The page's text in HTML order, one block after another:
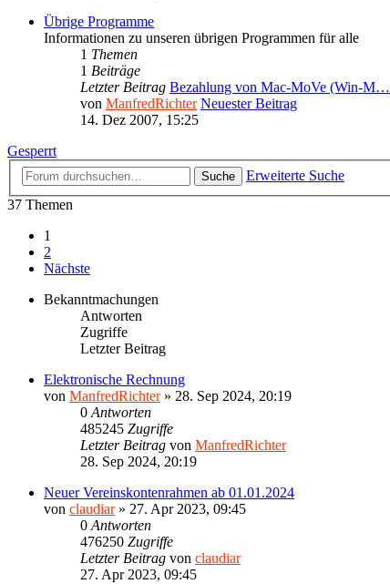
Übrige Programme
Informationen zu unseren übrigen Programmen für alle
1 Themen
1 Beiträge
Letzter Beitrag Bezahlung von Mac-MoVe (Win-M…
von ManfredRichter Neuester Beitrag
14. Dez 2007, 15:25
Gesperrt
Suche
Erweiterte Suche
37 Themen
1
2
Nächste
Bekanntmachungen
Antworten
Zugriffe
Letzter Beitrag
Elektronische Rechnung
von ManfredRichter» 28. Sep 2024, 20:19
0 Antworten
485245 Zugriffe
Letzter Beitrag von ManfredRichter
28. Sep 2024, 20:19
Neuer Vereinskontenrahmen ab 01.01.2024
von claudiar» 27. Apr 2023, 09:45
0 Antworten
476250 Zugriffe
Letzter Beitrag von claudiar
27. Apr 2023, 09:45